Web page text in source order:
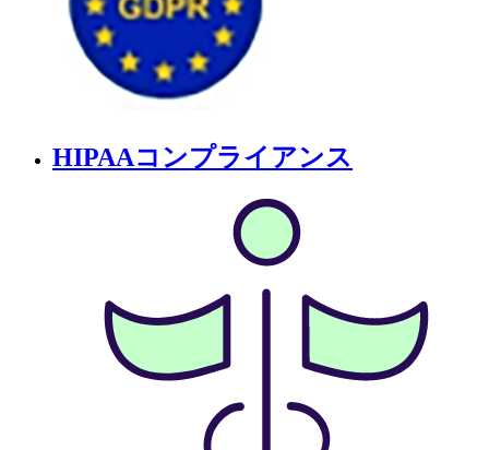
HIPAAコンプライアンス